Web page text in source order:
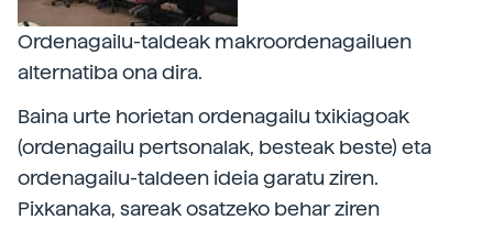
Ordenagailu-taldeak makroordenagailuen
alternatiba ona dira.
Baina urte horietan ordenagailu txikiagoak
(ordenagailu pertsonalak, besteak beste) eta
ordenagailu-taldeen ideia garatu ziren.
Pixkanaka, sareak osatzeko behar ziren